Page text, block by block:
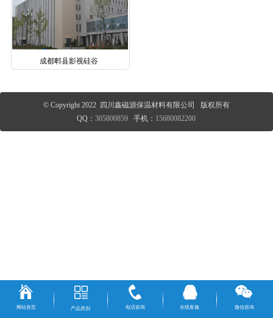
成都郫县影视硅谷
© Copyright 2022 四川鑫磁源保温材料有限公司 版权所有
QQ：305800859 手机： 15680082200
网站首页 产品类别 电话咨询 在线客服 微信咨询